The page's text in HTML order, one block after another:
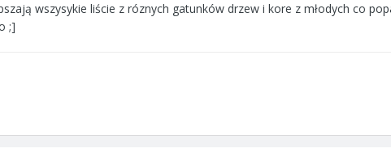
wszysykie liście z róznych gatunków drzew i kore z młodych co
;]